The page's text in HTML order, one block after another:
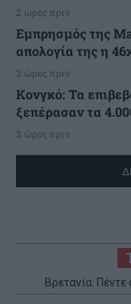
2 ώρες πριν
Εμπρησμός της
απολογία της η
2 ώρες πριν
Κονγκό: Τα
ξεπέρασαν τα
2 ώρες πριν